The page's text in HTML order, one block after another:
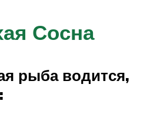
Сосна
рыба водится,